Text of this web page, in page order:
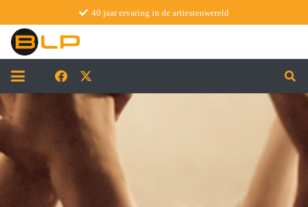
40 jaar ervaring in de artiestenwereld